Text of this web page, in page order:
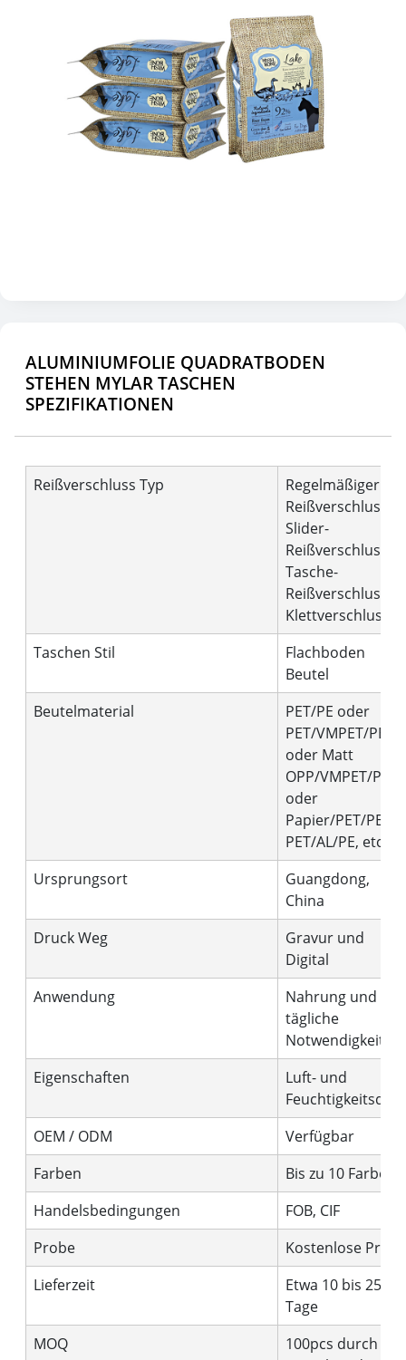
ALUMINIUMFOLIE QUADRATBODEN
STEHEN MYLAR TASCHEN
SPEZIFIKATIONEN
Reißverschluss Typ
Regelmäßiger
Reißverschluss,
Slider-
Reißverschluss,
Tasche-
Reißverschluss,
Klettverschluss
Taschen Stil
Flachboden
Beutel
Beutelmaterial
PET/PE oder
PET/VMPET/PE
oder Matt
OPP/VMPET/PE
oder
Papier/PET/PE,
PET/AL/PE, etc.
Ursprungsort
Guangdong,
China
Druck Weg
Gravur und
Digital
Anwendung
Nahrung und
tägliche
Notwendigkeiten
Eigenschaften
Luft- und
OEM / ODM
Verfügbar
Farben
Bis zu 10 Farben
Handelsbedingungen
FOB, CIF
Probe
Kostenlose Probe
Lieferzeit
Etwa 10 bis 25
Tage
MOQ
100pcs durch